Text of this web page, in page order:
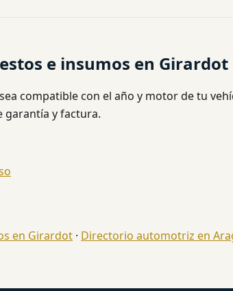
e insumos en Girardot
compatible con el año y motor de tu
garantía y factura.
en Girardot · Directorio automotriz en